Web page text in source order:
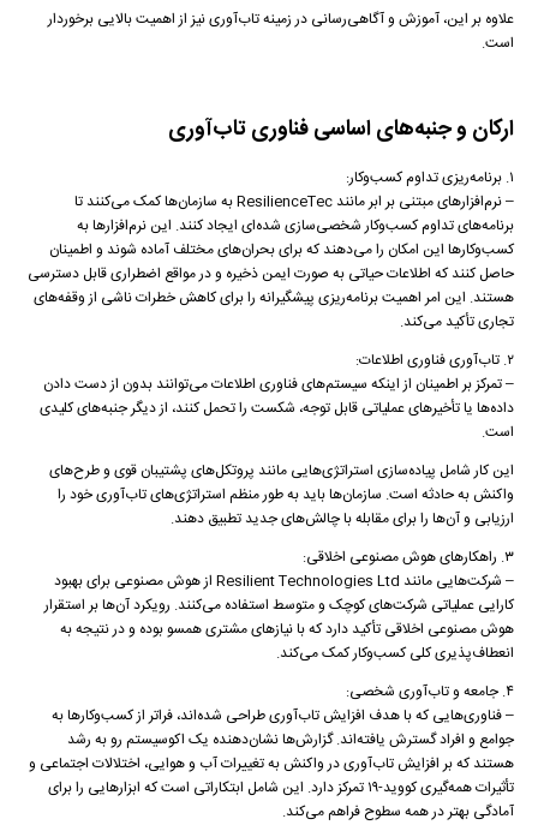
علاوه بر این، آموزش و آگاهی‌رسانی در زمینه تاب‌آوری نیز از اهمیت بالایی برخوردار
است.
ارکان و جنبه‌های اساسی فناوری تاب‌آوری
۱. برنامه‌ریزی تداوم کسب‌وکار:
– نرم‌افزارهای مبتنی بر ابر مانند ResilienceTec به سازمان‌ها کمک می‌کنند تا
برنامه‌های تداوم کسب‌وکار شخصی‌سازی شده‌ای ایجاد کنند. این نرم‌افزارها به
کسب‌وکارها این امکان را می‌دهند که برای بحران‌های مختلف آماده شوند و اطمینان
حاصل کنند که اطلاعات حیاتی به صورت ایمن ذخیره و در مواقع اضطراری قابل دسترسی
هستند. این امر اهمیت برنامه‌ریزی پیشگیرانه را برای کاهش خطرات ناشی از وقفه‌های
تجاری تأکید می‌کند.
۲. تاب‌آوری فناوری اطلاعات:
– تمرکز بر اطمینان از اینکه سیستم‌های فناوری اطلاعات می‌توانند بدون از دست دادن
داده‌ها یا تأخیرهای عملیاتی قابل توجه، شکست را تحمل کنند، از دیگر جنبه‌های کلیدی
است.
این کار شامل پیاده‌سازی استراتژی‌هایی مانند پروتکل‌های پشتیبان قوی و طرح‌های
واکنش به حادثه است. سازمان‌ها باید به طور منظم استراتژی‌های تاب‌آوری خود را
ارزیابی و آن‌ها را برای مقابله با چالش‌های جدید تطبیق دهند.
۳. راهکارهای هوش مصنوعی اخلاقی:
– شرکت‌هایی مانند Resilient Technologies Ltd از هوش مصنوعی برای بهبود
کارایی عملیاتی شرکت‌های کوچک و متوسط استفاده می‌کنند. رویکرد آن‌ها بر استقرار
هوش مصنوعی اخلاقی تأکید دارد که با نیازهای مشتری همسو بوده و در نتیجه به
انعطاف‌پذیری کلی کسب‌وکار کمک می‌کند.
۴. جامعه و تاب‌آوری شخصی:
– فناوری‌هایی که با هدف افزایش تاب‌آوری طراحی شده‌اند، فراتر از کسب‌وکارها به
جوامع و افراد گسترش یافته‌اند. گزارش‌ها نشان‌دهنده یک اکوسیستم رو به رشد
هستند که بر افزایش تاب‌آوری در واکنش به تغییرات آب و هوایی، اختلالات اجتماعی و
تأثیرات همه‌گیری کووید-۱۹ تمرکز دارد. این شامل ابتکاراتی است که ابزارهایی را برای
آمادگی بهتر در همه سطوح فراهم می‌کند.